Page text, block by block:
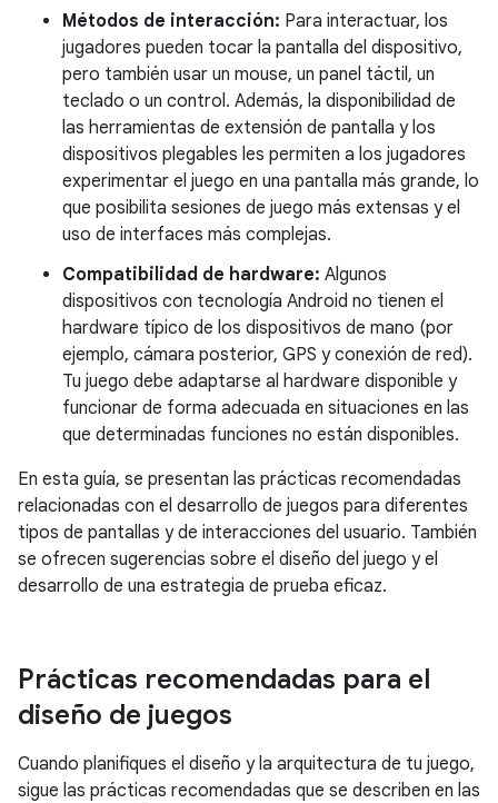
Métodos de interacción: Para interactuar, los
jugadores pueden tocar la pantalla del dispositivo,
pero también usar un mouse, un panel táctil, un
teclado o un control. Además, la disponibilidad de
las herramientas de extensión de pantalla y los
dispositivos plegables les permiten a los jugadores
experimentar el juego en una pantalla más grande, lo
que posibilita sesiones de juego más extensas y el
uso de interfaces más complejas.
Compatibilidad de hardware: Algunos
dispositivos con tecnología Android no tienen el
hardware típico de los dispositivos de mano (por
ejemplo, cámara posterior, GPS y conexión de red).
Tu juego debe adaptarse al hardware disponible y
funcionar de forma adecuada en situaciones en las
que determinadas funciones no están disponibles.
En esta guía, se presentan las prácticas recomendadas
relacionadas con el desarrollo de juegos para diferentes
tipos de pantallas y de interacciones del usuario. También
se ofrecen sugerencias sobre el diseño del juego y el
desarrollo de una estrategia de prueba eficaz.
Prácticas recomendadas para el
diseño de juegos
Cuando planifiques el diseño y la arquitectura de tu juego,
sigue las prácticas recomendadas que se describen en las